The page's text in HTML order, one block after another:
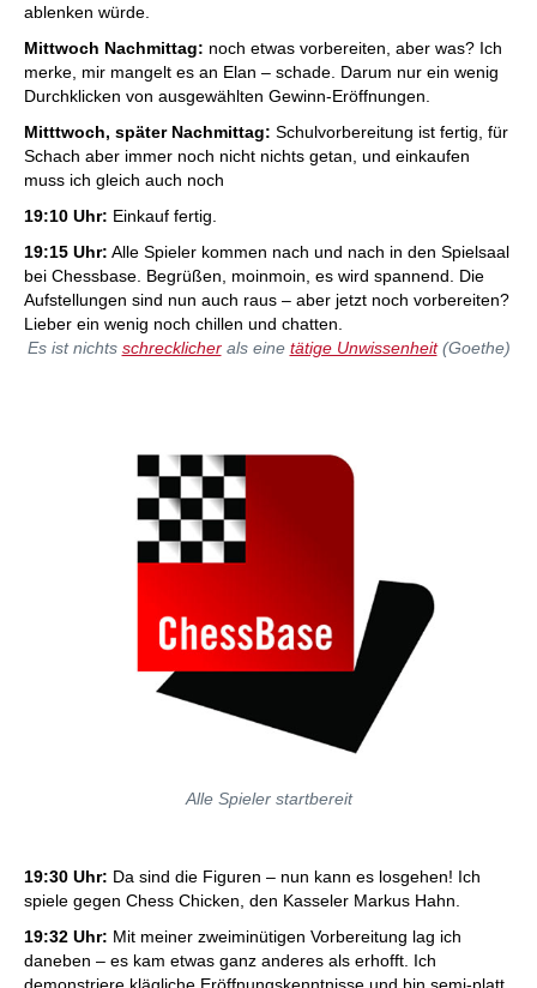
ablenken würde.
Mittwoch Nachmittag: noch etwas vorbereiten, aber was? Ich
merke, mir mangelt es an Elan – schade. Darum nur ein wenig
Durchklicken von ausgewählten Gewinn-Eröffnungen.
Mitttwoch, später Nachmittag: Schulvorbereitung ist fertig, für
Schach aber immer noch nicht nichts getan, und einkaufen
muss ich gleich auch noch
19:10 Uhr: Einkauf fertig.
19:15 Uhr: Alle Spieler kommen nach und nach in den Spielsaal
bei Chessbase. Begrüßen, moinmoin, es wird spannend. Die
Aufstellungen sind nun auch raus – aber jetzt noch vorbereiten?
Lieber ein wenig noch chillen und chatten.
Es ist nichts schrecklicherals eine tätige Unwissenheit(Goethe)
Alle Spieler startbereit
19:30 Uhr: Da sind die Figuren – nun kann es losgehen! Ich
spiele gegen Chess Chicken, den Kasseler Markus Hahn.
19:32 Uhr: Mit meiner zweiminütigen Vorbereitung lag ich
daneben – es kam etwas ganz anderes als erhofft. Ich